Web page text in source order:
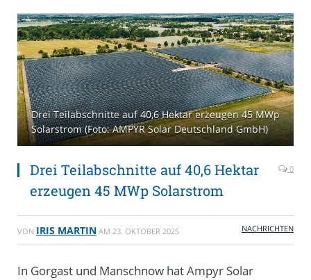
Drei Teilabschnitte auf 40,6 Hektar erzeugen 45 MWp
Solarstrom (Foto: AMPYR Solar Deutschland GmbH)
Drei Teilabschnitte auf 40,6 Hektar
erzeugen 45 MWp Solarstrom
0
VON IRIS MARTIN AM 23. OKTOBER 2025 NACHRICHTEN
In Gorgast und Manschnow hat Ampyr Solar